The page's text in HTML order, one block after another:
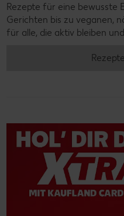
Rezepte für eine bewusste
Gerichten bis zu veganen,
für alle, die aktiv bleiben